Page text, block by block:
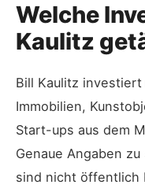
Welche
Kaulitz
Bill Kaulitz
Immobilien,
Start-ups aus dem
Genaue Angaben
sind nicht öffentlich